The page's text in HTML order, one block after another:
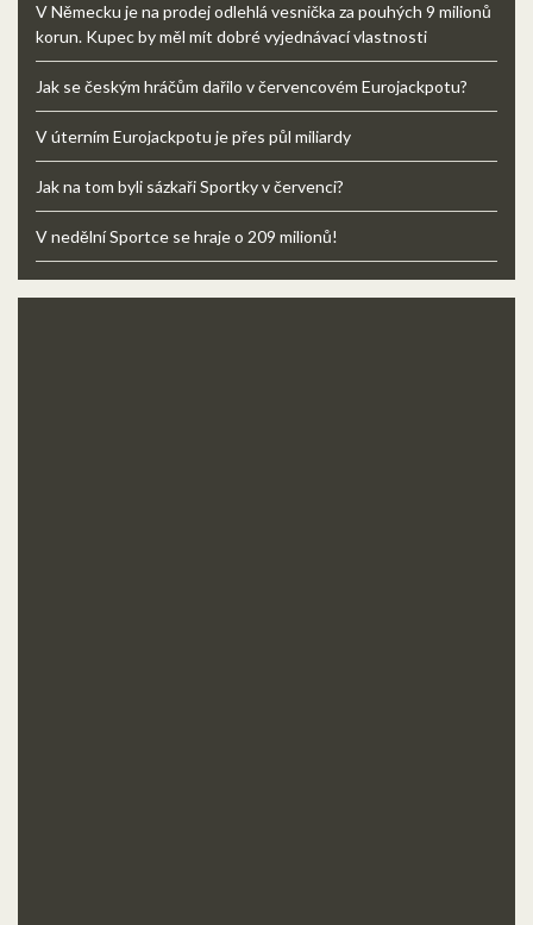
V Německu je na prodej odlehlá vesnička za pouhých 9 milionů
korun. Kupec by měl mít dobré vyjednávací vlastnosti
Jak se českým hráčům dařilo v červencovém Eurojackpotu?
V úterním Eurojackpotu je přes půl miliardy
Jak na tom byli sázkaři Sportky v červenci?
V nedělní Sportce se hraje o 209 milionů!